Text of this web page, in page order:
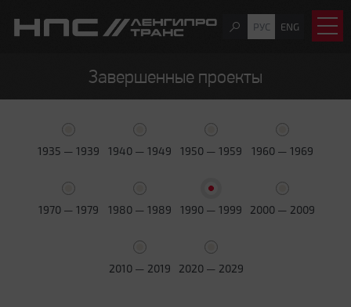
РУС ENG
Завершенные проекты
1935 — 1939 1940 — 1949 1950 — 1959 1960 — 1969
1970 — 1979 1980 — 1989 1990 — 1999 2000 — 2009
2010 — 2019 2020 — 2029